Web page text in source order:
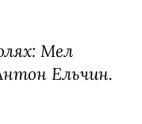
Мел
Ельчин.